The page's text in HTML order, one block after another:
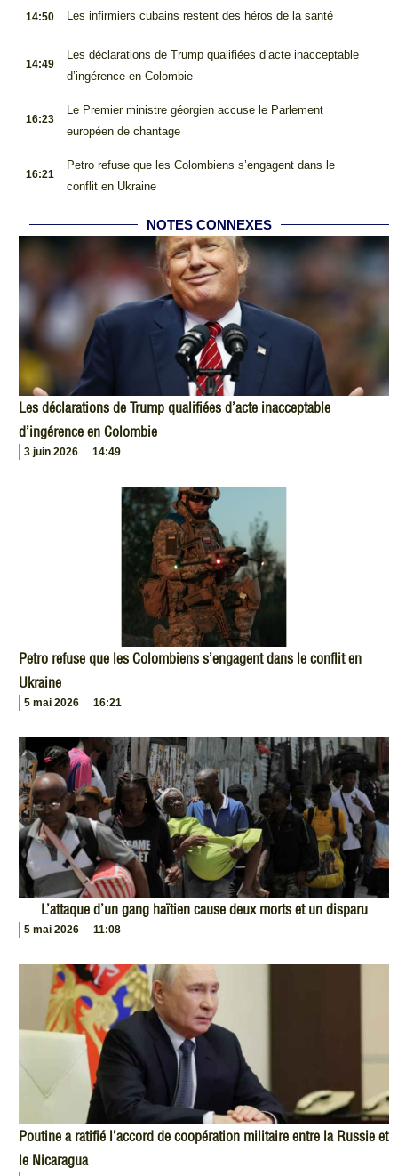
14:50 Les infirmiers cubains restent des héros de la santé
14:49
Les déclarations de Trump qualifiées d’acte inacceptable
d’ingérence en Colombie
16:23
Le Premier ministre géorgien accuse le Parlement
européen de chantage
16:21
Petro refuse que les Colombiens s’engagent dans le
conflit en Ukraine
NOTES CONNEXES
Les déclarations de Trump qualifiées d’acte inacceptable
d’ingérence en Colombie
3 juin 2026 14:49
Petro refuse que les Colombiens s’engagent dans le conflit en
Ukraine
5 mai 2026 16:21
L’attaque d’un gang haïtien cause deux morts et un disparu
5 mai 2026 11:08
Poutine a ratifié l’accord de coopération militaire entre la Russie et
le Nicaragua